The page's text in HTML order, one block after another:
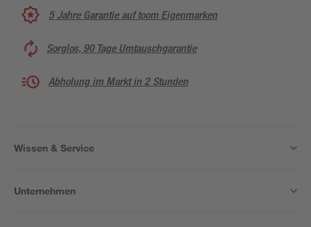
5 Jahre Garantie auf toom Eigenmarken
Sorglos, 90 Tage Umtauschgarantie
Abholung im Markt in 2 Stunden
Wissen & Service
Unternehmen